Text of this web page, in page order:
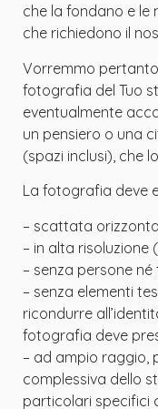
che la fondano e le
che richiedono il
Vorremmo
fotografia del Tuo
eventualmente
un pensiero o una
(spazi inclusi), che
La fotografia deve
– scattata
– in alta risoluzione
– senza persone
– senza elementi
ricondurre
fotografia deve
– ad ampio raggio,
complessiva dello
particolari specifici